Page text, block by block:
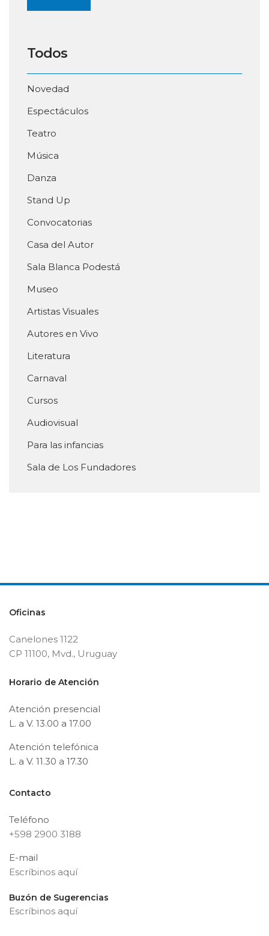
Todos
Novedad
Espectáculos
Teatro
Música
Danza
Stand Up
Convocatorias
Casa del Autor
Sala Blanca Podestá
Museo
Artistas Visuales
Autores en Vivo
Literatura
Carnaval
Cursos
Audiovisual
Para las infancias
Sala de Los Fundadores
Oficinas
Canelones 1122
CP 11100, Mvd., Uruguay
Horario de Atención
Atención presencial
L. a V. 13.00 a 17.00
Atención telefónica
L. a V. 11.30 a 17.30
Contacto
Teléfono
+598 2900 3188
E-mail
Escríbinos aquí
Buzón de Sugerencias
Escríbinos aquí